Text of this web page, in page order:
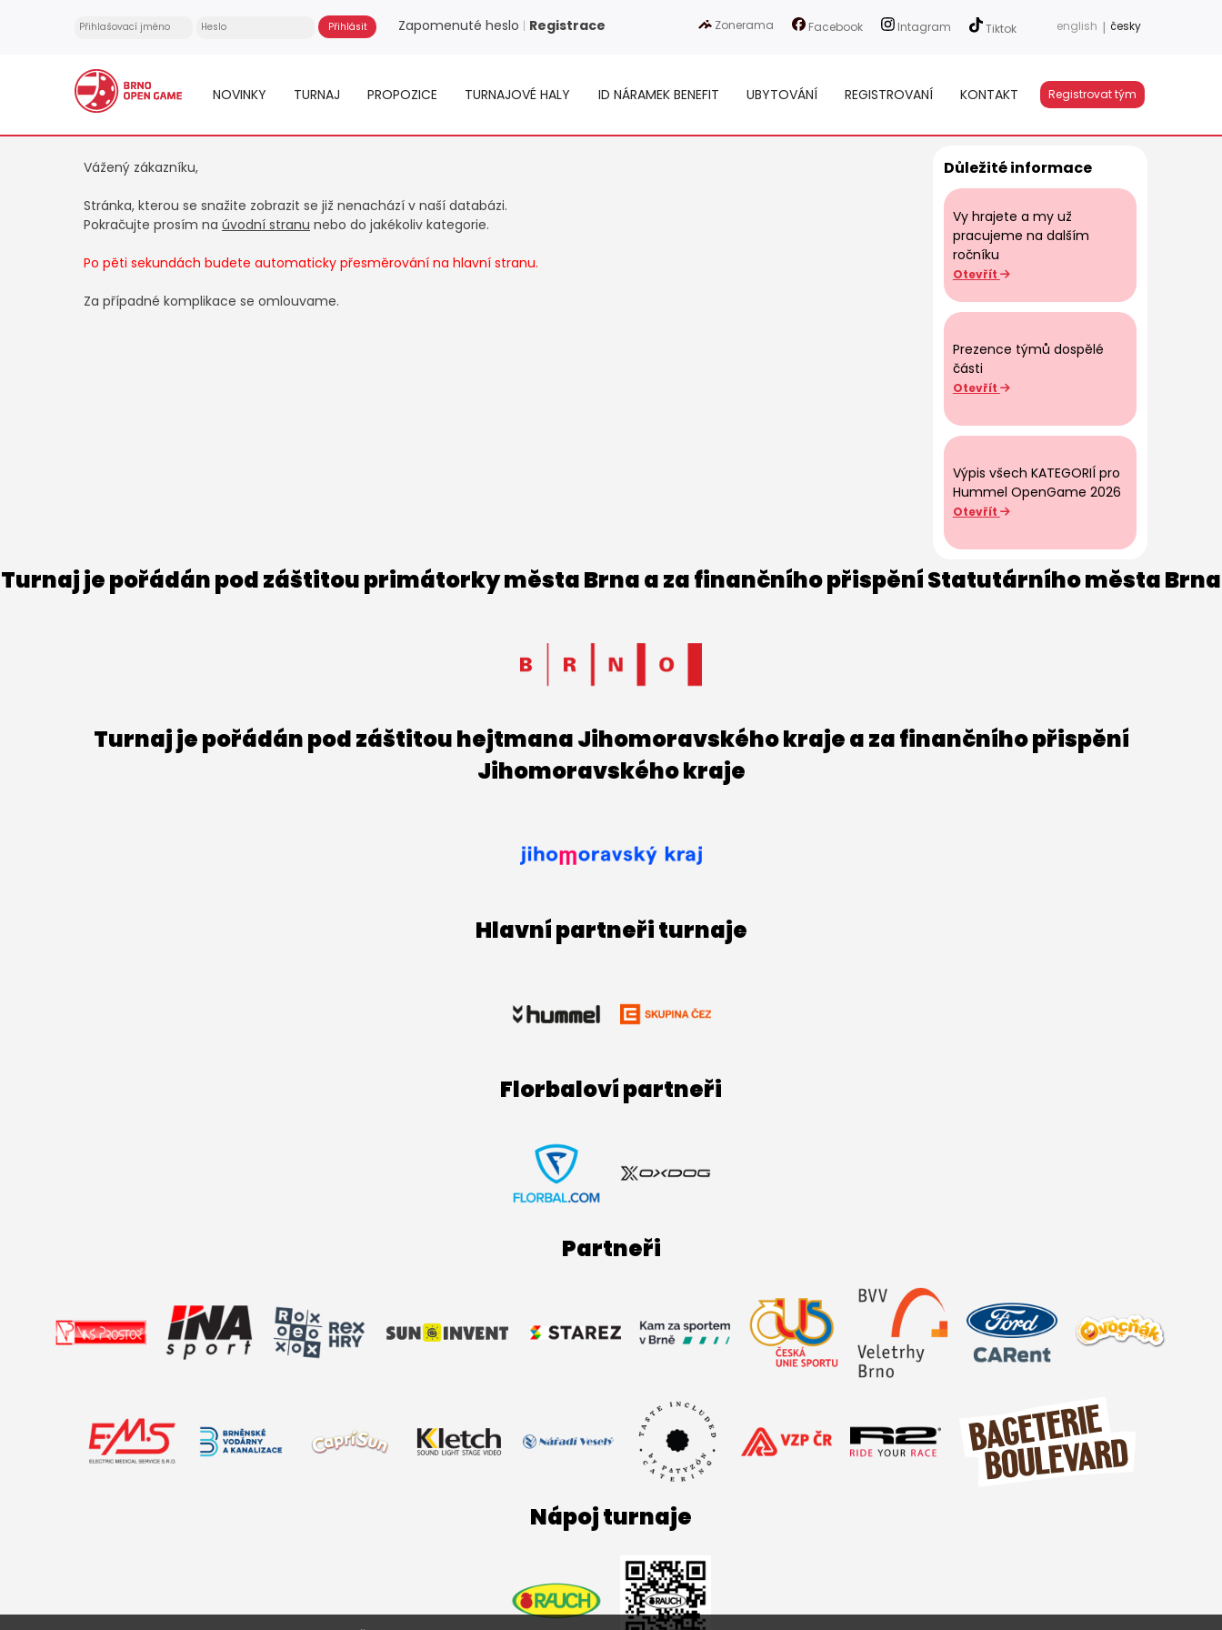
Zapomenuté heslo | Registrace Zonerama Facebook Intagram Tiktok english | česky
NOVINKY TURNAJ PROPOZICE TURNAJOVÉ HALY ID NÁRAMEK BENEFIT UBYTOVÁNÍ REGISTROVANÍ KONTAKT Registrovat tým
Vážený zákazníku,
Stránka, kterou se snažite zobrazit se již nenachází v naší databázi.
Pokračujte prosím na úvodní stranu nebo do jakékoliv kategorie.
Po pěti sekundách budete automaticky přesměrování na hlavní stranu.
Za případné komplikace se omlouvame.
Důležité informace
Vy hrajete a my už
pracujeme na dalším
ročníku
Otevřít
Prezence týmů dospělé
části
Otevřít
Výpis všech KATEGORIÍ pro
Hummel OpenGame 2026
Otevřít
Turnaj je pořádán pod záštitou primátorky města Brna a za finančního přispění Statutárního města Brna
Turnaj je pořádán pod záštitou hejtmana Jihomoravského kraje a za finančního přispění
Jihomoravského kraje
Hlavní partneři turnaje
Florbaloví partneři
Partneři
Nápoj turnaje